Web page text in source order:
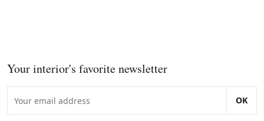
Your interior's favorite newsletter
OK